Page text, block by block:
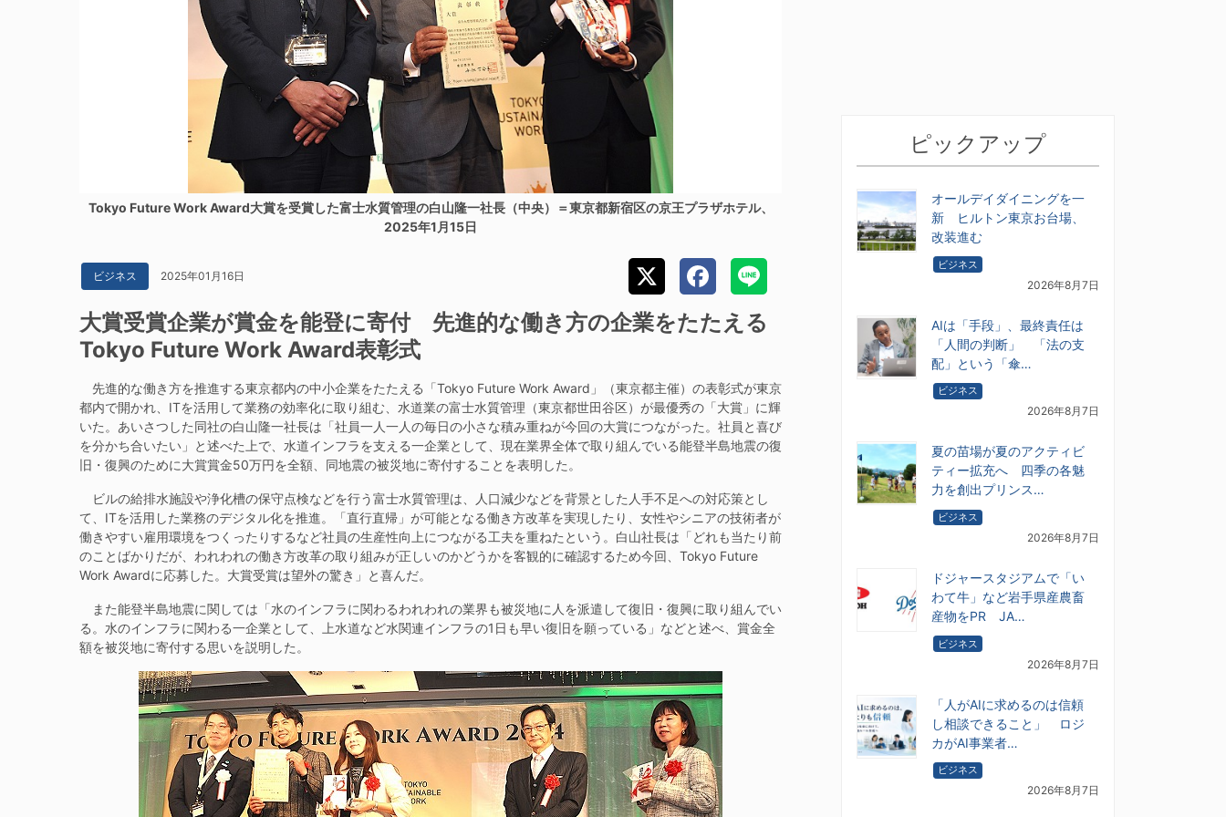
Tokyo Future Work Award大賞を受賞した富士水質管理の白山隆一社長（中央）＝東京都新宿区の京王プラザホテル、
2025年1月15日
ビジネス 2025年01月16日
大賞受賞企業が賞金を能登に寄付 先進的な働き方の企業をたたえる
Tokyo Future Work Award表彰式
先進的な働き方を推進する東京都内の中小企業をたたえる「Tokyo Future Work Award」（東京都主催）の表彰式が東京
都内で開かれ、ITを活用して業務の効率化に取り組む、水道業の富士水質管理（東京都世田谷区）が最優秀の「大賞」に輝
いた。あいさつした同社の白山隆一社長は「社員一人一人の毎日の小さな積み重ねが今回の大賞につながった。社員と喜び
を分かち合いたい」と述べた上で、水道インフラを支える一企業として、現在業界全体で取り組んでいる能登半島地震の復
旧・復興のために大賞賞金50万円を全額、同地震の被災地に寄付することを表明した。
ビルの給排水施設や浄化槽の保守点検などを行う富士水質管理は、人口減少などを背景とした人手不足への対応策とし
て、ITを活用した業務のデジタル化を推進。「直行直帰」が可能となる働き方改革を実現したり、女性やシニアの技術者が
働きやすい雇用環境をつくったりするなど社員の生産性向上につながる工夫を重ねたという。白山社長は「どれも当たり前
のことばかりだが、われわれの働き方改革の取り組みが正しいのかどうかを客観的に確認するため今回、Tokyo Future
Work Awardに応募した。大賞受賞は望外の驚き」と喜んだ。
また能登半島地震に関しては「水のインフラに関わるわれわれの業界も被災地に人を派遣して復旧・復興に取り組んでい
る。水のインフラに関わる一企業として、上水道など水関連インフラの1日も早い復旧を願っている」などと述べ、賞金全
額を被災地に寄付する思いを説明した。
ピックアップ
オールデイダイニングを一
新 ヒルトン東京お台場、
改装進む
ビジネス
2026年8月7日
AIは「手段」、最終責任は
「人間の判断」 「法の支
配」という「傘…
ビジネス
2026年8月7日
夏の苗場が夏のアクティビ
ティー拡充へ 四季の各魅
力を創出プリンス…
ビジネス
2026年8月7日
ドジャースタジアムで「い
わて牛」など岩手県産農畜
産物をPR JA…
ビジネス
2026年8月7日
「人がAIに求めるのは信頼
し相談できること」 ロジ
カがAI事業者…
ビジネス
2026年8月7日